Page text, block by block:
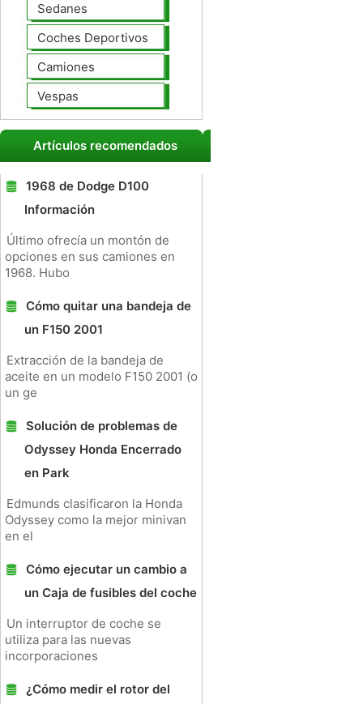
Sedanes
Coches Deportivos
Camiones
Vespas
Artículos recomendados
1968 de Dodge D100
Información
Último ofrecía un montón de
opciones en sus camiones en
1968. Hubo
Cómo quitar una bandeja de
un F150 2001
Extracción de la bandeja de
aceite en un modelo F150 2001 (o
un ge
Solución de problemas de
Odyssey Honda Encerrado
en Park
Edmunds clasificaron la Honda
Odyssey como la mejor minivan
en el
Cómo ejecutar un cambio a
un Caja de fusibles del coche
Un interruptor de coche se
utiliza para las nuevas
incorporaciones
¿Cómo medir el rotor del